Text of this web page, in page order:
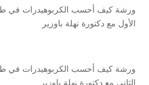
ورشة كيف أحسب الكربوهيدرات في
الأول مع دكتورة نهلة باوزير
ورشة كيف أحسب الكربوهيدرات في
الثاني مع دكتورة نهلة باوزير